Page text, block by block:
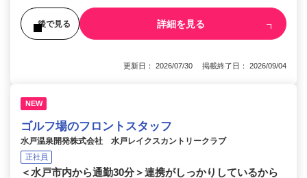
後で見る 詳細を見る
更新日： 2026/07/30 掲載終了日： 2026/09/04
NEW
ゴルフ場のフロントスタッフ
水戸温泉開発株式会社 水戸レイクスカントリークラブ
正社員
＜水戸市内から通勤30分＞連携がしっかりしているから